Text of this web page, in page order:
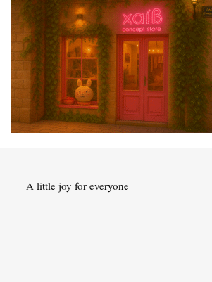
A little joy for everyone